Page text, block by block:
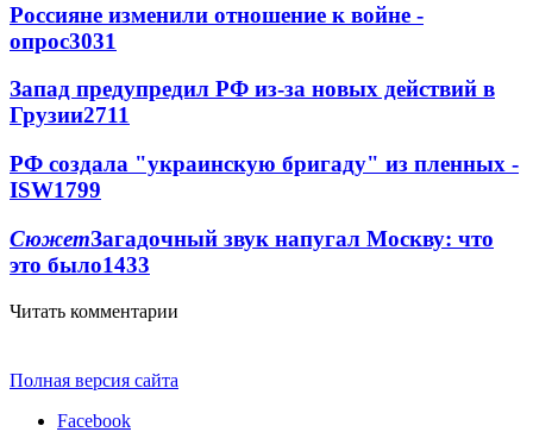
Россияне изменили отношение к войне -
опрос3031
Запад предупредил РФ из-за новых действий в
Грузии2711
РФ создала "украинскую бригаду" из пленных -
ISW1799
СюжетЗагадочный звук напугал Москву: что
это было1433
Читать комментарии
Полная версия сайта
Facebook